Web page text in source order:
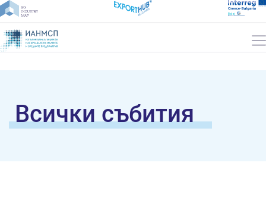
Всички събития